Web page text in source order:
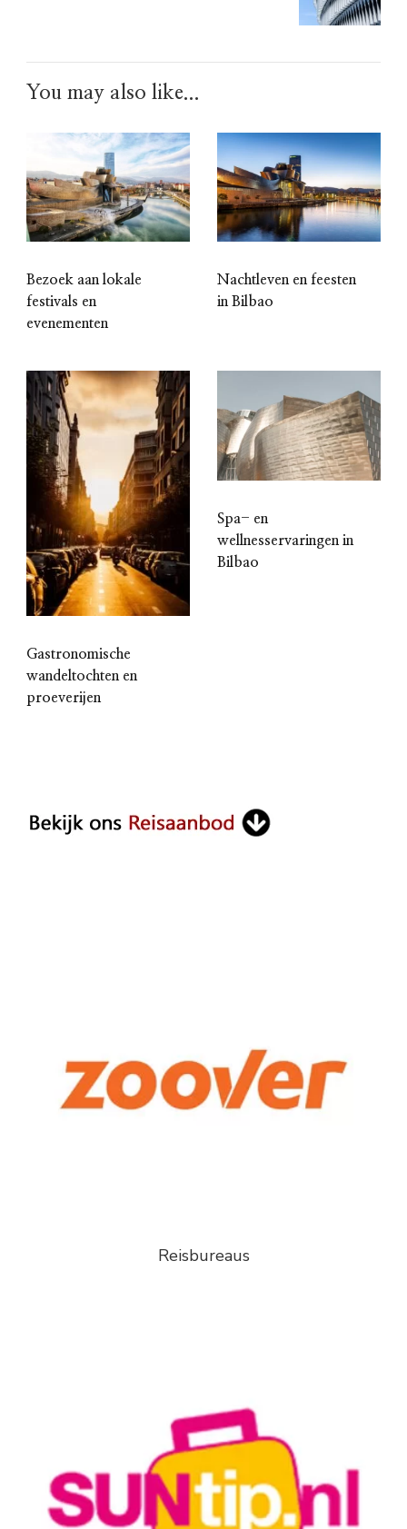
You may also like...
Bezoek aan lokale
festivals en
evenementen
Nachtleven en feesten
in Bilbao
Gastronomische
wandeltochten en
proeverijen
Spa- en
wellnesservaringen in
Bilbao
Reisbureaus